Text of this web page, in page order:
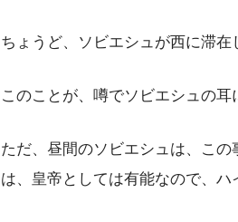
ちょうど、ソビエシュが西に滞在
このことが、噂でソビエシュの耳
ただ、昼間のソビエシュは、こ
は、皇帝としては有能なので、ハ